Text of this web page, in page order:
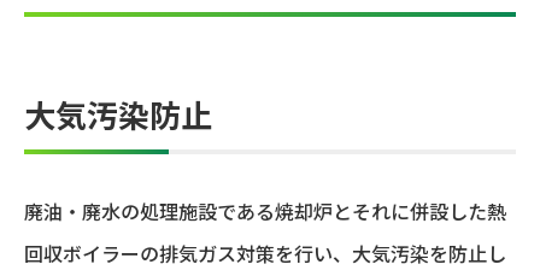
大気汚染防止
廃油・廃水の処理施設である焼却炉とそれに併設した熱
回収ボイラーの排気ガス対策を行い、大気汚染を防止し